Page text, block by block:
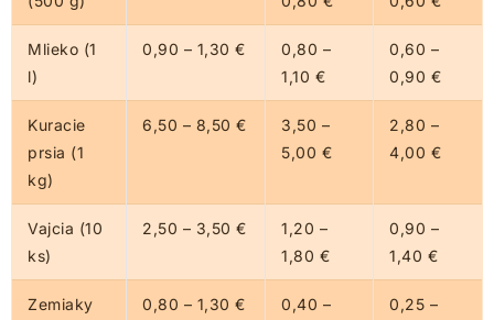
Mlieko (1
l)
0,90 – 1,30 €
0,80 –
1,10 €
0,60 –
0,90 €
Kuracie
prsia (1
kg)
6,50 – 8,50 €
3,50 –
5,00 €
2,80 –
4,00 €
Vajcia (10
ks)
2,50 – 3,50 €
1,20 –
1,80 €
0,90 –
1,40 €
Zemiaky
0,80 – 1,30 €
0,40 –
0,25 –